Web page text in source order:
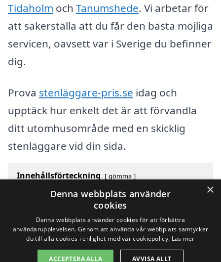
Tidaholm och Tanumshede. Vi arbetar för
att säkerställa att du får den bästa möjliga
servicen, oavsett var i Sverige du befinner
dig.
Prova stenläggare-pris.se idag och
upptäck hur enkelt det är att förvandla
ditt utomhusområde med en skicklig
stenläggare vid din sida.
Innehållsförteckning gömma
Översikt över svenska städer som börjar med T
Sök efter en skicklig stenläggare i andra städer i
Copyright 2026 - Pilanto Aps
×
Denna webbplats använder
cookies
Denna webbplats använder cookies för att förbättra
användarupplevelsen. Genom att använda vår webbplats samtycker
du till alla cookies i enlighet med vår cookiepolicy. Läs mer
ACCEPTERA ALLA AVVISA ALLT